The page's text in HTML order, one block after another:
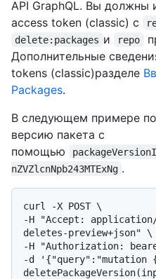
API GraphQL. Вы должны
access token (classic) с
delete:packages и repo
Дополнительные
tokens (classic)разделе
Packages.
В следующем примере
версию пакета с
помощью
nZVZlcnNpb243MTExNg .
curl -X POST \
-H "Accept:
deletes-preview+json" \
-H "Authorization:
-d '{"query":"mutation